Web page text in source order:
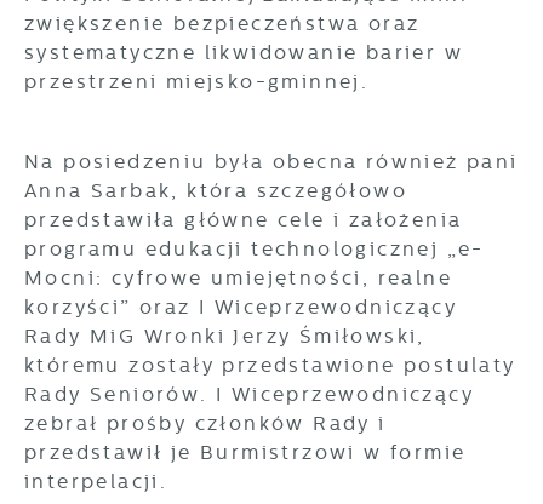
zwiększenie bezpieczeństwa oraz
systematyczne likwidowanie barier w
przestrzeni miejsko-gminnej.
Na posiedzeniu była obecna również pani
Anna Sarbak, która szczegółowo
przedstawiła główne cele i założenia
programu edukacji technologicznej „e-
Mocni: cyfrowe umiejętności, realne
korzyści” oraz I Wiceprzewodniczący
Rady MiG Wronki Jerzy Śmiłowski,
któremu zostały przedstawione postulaty
Rady Seniorów. I Wiceprzewodniczący
zebrał prośby członków Rady i
przedstawił je Burmistrzowi w formie
interpelacji.